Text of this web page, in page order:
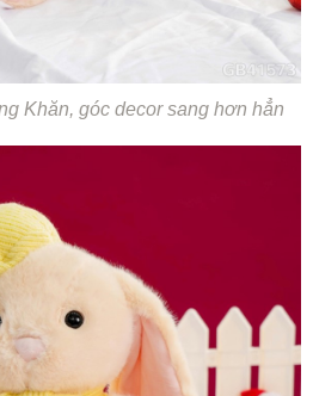
Khăn, góc decor sang hơn hẳn